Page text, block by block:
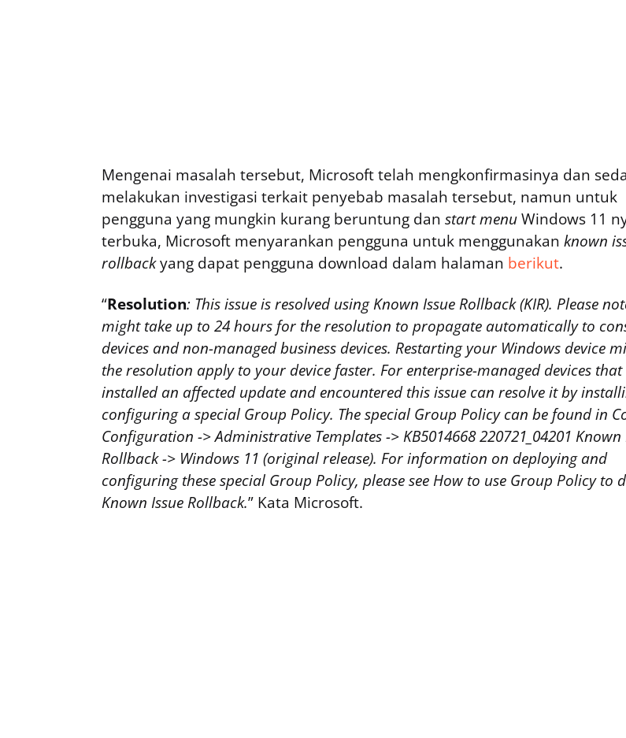
Mengenai masalah tersebut, Microsoft telah mengkonfirmasinya dan
melakukan investigasi terkait penyebab masalah tersebut, namun untuk
pengguna yang mungkin kurang beruntung dan start menuWindows 11
terbuka, Microsoft menyarankan pengguna untuk menggunakan known
rollbackyang dapat pengguna download dalam halaman berikut.
“Resolution: This issue is resolved using Known Issue Rollback (KIR). Please
might take up to 24 hours for the resolution to propagate automatically to
devices and non-managed business devices. Restarting your Windows device
the resolution apply to your device faster. For enterprise-managed devices that
installed an affected update and encountered this issue can resolve it by
configuring a special Group Policy. The special Group Policy can be found in
Configuration -> Administrative Templates -> KB5014668 220721_04201 Known
Rollback -> Windows 11 (original release). For information on deploying and
configuring these special Group Policy, please see How to use Group Policy to
Known Issue Rollback.” Kata Microsoft.